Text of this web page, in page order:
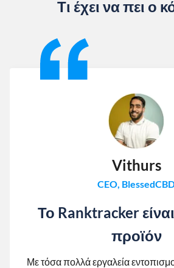
Τι έχει να πει ο
Vithurs
CEO,
Το Ranktracker
προϊόν
Με τόσα πολλά εργαλεία